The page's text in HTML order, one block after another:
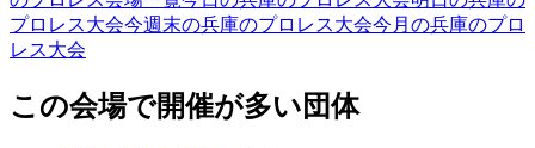
プロレス大会今週末の兵庫のプロレス大会今月の兵庫のプロ
レス大会
この会場で開催が多い団体